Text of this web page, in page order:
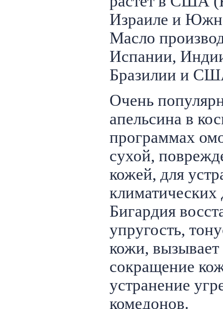
Израиле и
Масло
Испании,
Бразилии и
Очень
апельсина в
программах
сухой,
кожей, для
климатических
Бигардия
упругость,
кожи, вызывает
сокращение
устранение
комедонов.